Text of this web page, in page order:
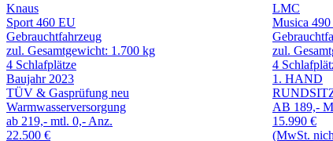
Knaus
Sport 460 EU
Gebrauchtfahrzeug
zul. Gesamtgewicht: 1.700 kg
4 Schlafplätze
Baujahr 2023
TÜV & Gasprüfung neu
Warmwasserversorgung
ab 219,- mtl. 0,- Anz.
22.500 €
LMC
Musica 490
zul.
4
1. HAND
AB 189,-
15.990 €
(MwSt.